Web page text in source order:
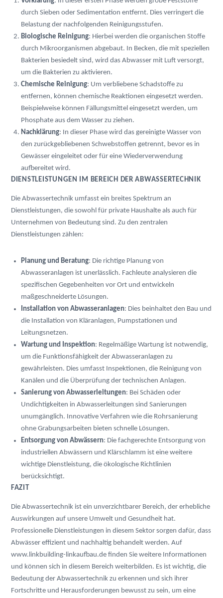
durch Sieben oder Sedimentation entfernt. Dies verringert die
Belastung der nachfolgenden Reinigungsstufen.
Biologische Reinigung: Hierbei werden die organischen Stoffe
durch Mikroorganismen abgebaut. In Becken, die mit speziellen
Bakterien besiedelt sind, wird das Abwasser mit Luft versorgt,
um die Bakterien zu aktivieren.
Chemische Reinigung: Um verbliebene Schadstoffe zu
entfernen, können chemische Reaktionen eingesetzt werden.
Beispielweise können Fällungsmittel eingesetzt werden, um
Phosphate aus dem Wasser zu ziehen.
Nachklärung: In dieser Phase wird das gereinigte Wasser von
den zurückgebliebenen Schwebstoffen getrennt, bevor es in
Gewässer eingeleitet oder für eine Wiederverwendung
aufbereitet wird.
DIENSTLEISTUNGEN IM BEREICH DER ABWASSERTECHNIK
Die Abwassertechnik umfasst ein breites Spektrum an
Dienstleistungen, die sowohl für private Haushalte als auch für
Unternehmen von Bedeutung sind. Zu den zentralen
Dienstleistungen zählen:
Planung und Beratung: Die richtige Planung von
Abwasseranlagen ist unerlässlich. Fachleute analysieren die
spezifischen Gegebenheiten vor Ort und entwickeln
maßgeschneiderte Lösungen.
Installation von Abwasseranlagen: Dies beinhaltet den Bau und
die Installation von Kläranlagen, Pumpstationen und
Leitungsnetzen.
Wartung und Inspektion: Regelmäßige Wartung ist notwendig,
um die Funktionsfähigkeit der Abwasseranlagen zu
gewährleisten. Dies umfasst Inspektionen, die Reinigung von
Kanälen und die Überprüfung der technischen Anlagen.
Sanierung von Abwasserleitungen: Bei Schäden oder
Undichtigkeiten in Abwasserleitungen sind Sanierungen
unumgänglich. Innovative Verfahren wie die Rohrsanierung
ohne Grabungsarbeiten bieten schnelle Lösungen.
Entsorgung von Abwässern: Die fachgerechte Entsorgung von
industriellen Abwässern und Klärschlamm ist eine weitere
wichtige Dienstleistung, die ökologische Richtlinien
berücksichtigt.
FAZIT
Die Abwassertechnik ist ein unverzichtbarer Bereich, der erhebliche
Auswirkungen auf unsere Umwelt und Gesundheit hat.
Professionelle Dienstleistungen in diesem Sektor sorgen dafür, dass
www.linkbuilding-linkaufbau.de finden Sie weitere Informationen
und können sich in diesem Bereich weiterbilden. Es ist wichtig, die
Bedeutung der Abwassertechnik zu erkennen und sich ihrer
Fortschritte und Herausforderungen bewusst zu sein, um eine